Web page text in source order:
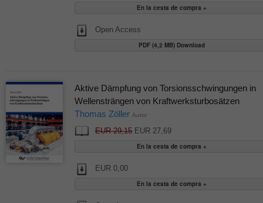
Open Access
PDF (4,2 MB) Download
Aktive Dämpfung von Torsionsschwingungen in
Wellensträngen von Kraftwerksturbosätzen
Thomas Zöller Autor
EUR 29,15EUR 27,69
EUR 0,00